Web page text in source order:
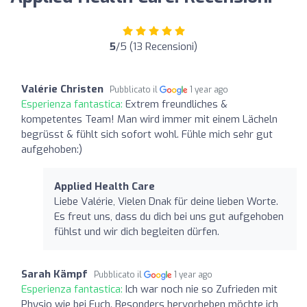
5/5 (13 Recensioni)
Valérie Christen Pubblicato il 1 year ago
Esperienza fantastica: Extrem freundliches &
kompetentes Team! Man wird immer mit einem Lächeln
begrüsst & fühlt sich sofort wohl. Fühle mich sehr gut
aufgehoben:)
Applied Health Care
Liebe Valérie, Vielen Dnak für deine lieben Worte.
Es freut uns, dass du dich bei uns gut aufgehoben
fühlst und wir dich begleiten dürfen.
Sarah Kämpf Pubblicato il 1 year ago
Esperienza fantastica: Ich war noch nie so Zufrieden mit
Physio wie bei Euch. Besonders hervorheben möchte ich